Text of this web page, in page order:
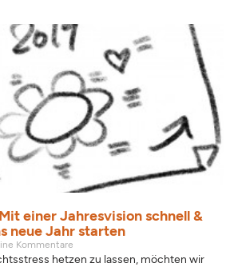
einer Jahresvision schnell &
neue Jahr starten
Kommentare
hetzen zu lassen, möchten wir